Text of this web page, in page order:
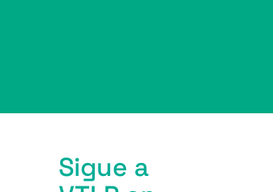
Sigue a